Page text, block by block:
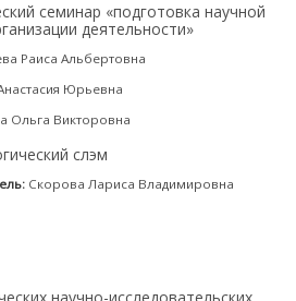
семинар «подготовка научной
деятельности»
Раиса Альбертовна
Юрьевна
Ольга Викторовна
слэм
Скорова Лариса Владимировна